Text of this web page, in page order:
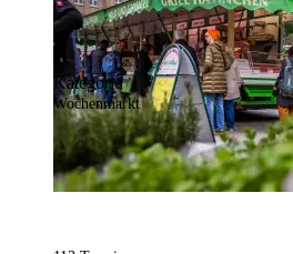
Kategorie
Wochenmarkt